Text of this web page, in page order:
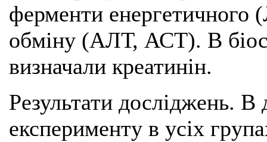
ферменти
обміну (АЛТ, АСТ). В
визначали креатинін.
Результати досліджень. В
експерименту в усіх